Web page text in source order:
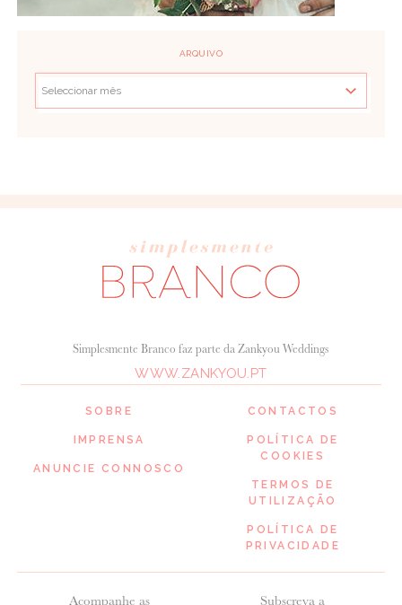
ARQUIVO
SOBRE
IMPRENSA
ANUNCIE CONNOSCO
Acompanhe as
Simplesmente Branco faz parte da Zankyou Weddings
WWW.ZANKYOU.PT
Subscreva a
CONTACTOS
POLÍTICA DE
COOKIES
TERMOS DE
UTILIZAÇÃO
POLÍTICA DE
PRIVACIDADE